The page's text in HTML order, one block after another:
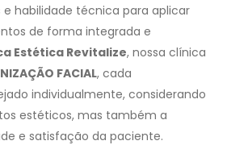
e habilidade técnica para aplicar
de forma integrada e
Estética Revitalize, nossa clínica
FACIAL, cada
individualmente, considerando
estéticos, mas também a
e satisfação da paciente.